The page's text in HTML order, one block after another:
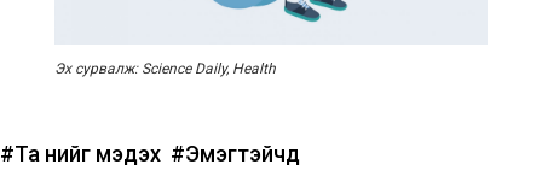
Эх сурвалж: Science Daily, Health
#Та үүнийг мэдэх үү #Эмэгтэйчүүд